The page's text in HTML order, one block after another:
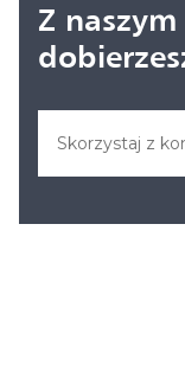
Z
Skorzystaj z